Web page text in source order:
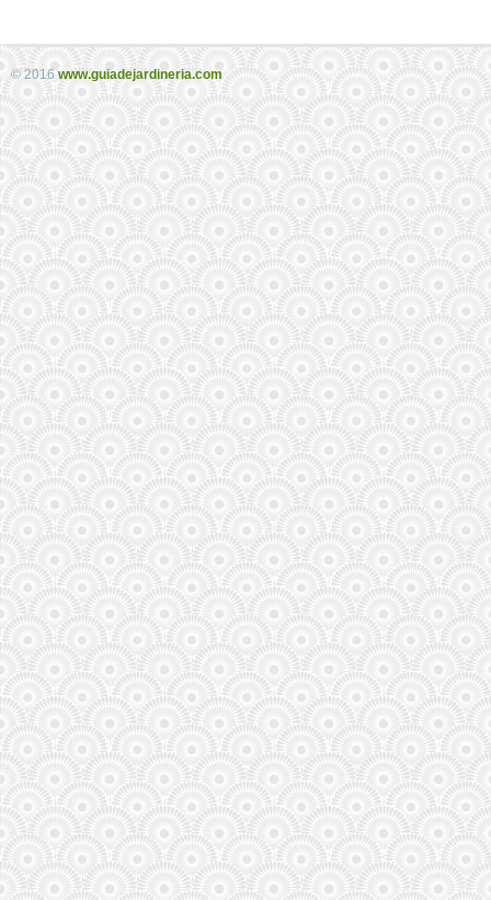
© 2016 www.guiadejardineria.com